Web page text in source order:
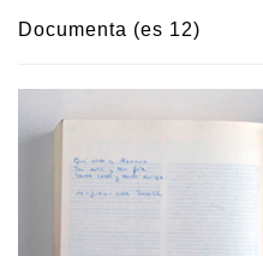
Documenta (es 12)